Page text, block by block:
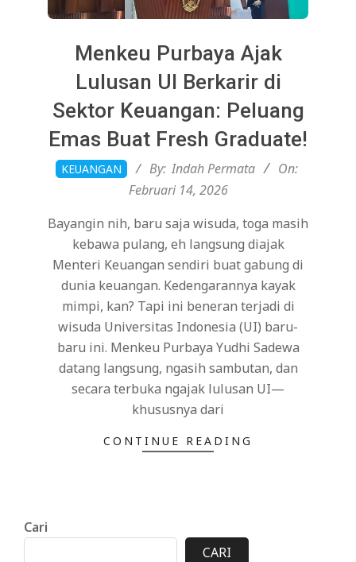
Menkeu Purbaya Ajak
Lulusan UI Berkarir di
Sektor Keuangan: Peluang
Emas Buat Fresh Graduate!
2026-
02-
KEUANGAN By: Indah Permata
On:
Februari 14, 2026
Bayangin nih, baru saja wisuda, toga masih
kebawa pulang, eh langsung diajak
Menteri Keuangan sendiri buat gabung di
dunia keuangan. Kedengarannya kayak
mimpi, kan? Tapi ini beneran terjadi di
wisuda Universitas Indonesia (UI) baru-
baru ini. Menkeu Purbaya Yudhi Sadewa
datang langsung, ngasih sambutan, dan
secara terbuka ngajak lulusan UI—
khususnya dari
CONTINUE READING
Cari
CARI